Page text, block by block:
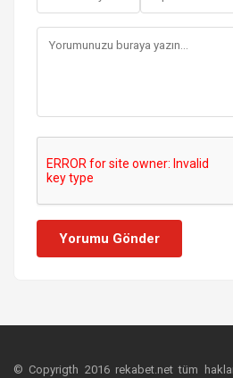
Yorumu Gönder
© Copyrigth 2016 rekabet.net tüm